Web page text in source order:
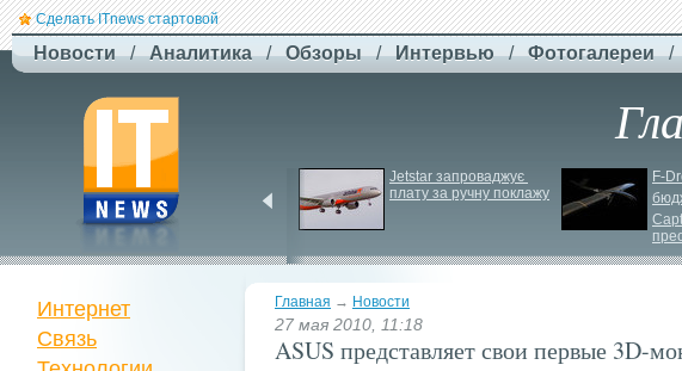
Сделать ITnews стартовой
Новости / Аналитика / Обзоры / Интервью / Фотогалереи /
серію міських квестів
маршрутами трамваїв
Jetstar запроваджує
плату за ручну поклажу
F-
Главная → Новости
27 мая 2010, 11:18
ASUS представляет свои первые 3D-
Интернет
Связь